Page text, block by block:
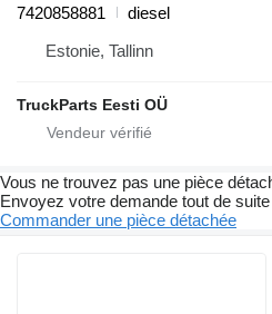
7420858881
diesel
Estonie, Tallinn
TruckParts Eesti OÜ
Vous ne trouvez pas une pièce
Envoyez votre demande tout de suite
Commander une pièce détachée